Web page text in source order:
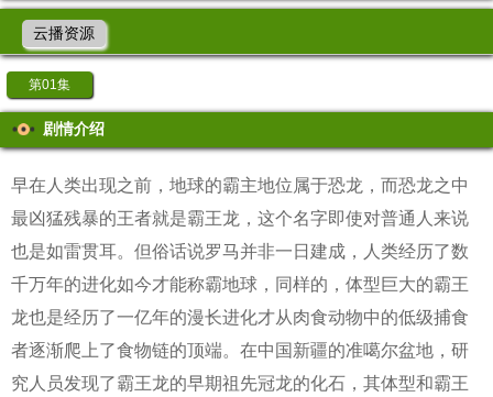
云播资源
第01集
剧情介绍
早在人类出现之前，地球的霸主地位属于恐龙，而恐龙之中
最凶猛残暴的王者就是霸王龙，这个名字即使对普通人来说
也是如雷贯耳。但俗话说罗马并非一日建成，人类经历了数
千万年的进化如今才能称霸地球，同样的，体型巨大的霸王
龙也是经历了一亿年的漫长进化才从肉食动物中的低级捕食
者逐渐爬上了食物链的顶端。在中国新疆的准噶尔盆地，研
究人员发现了霸王龙的早期祖先冠龙的化石，其体型和霸王